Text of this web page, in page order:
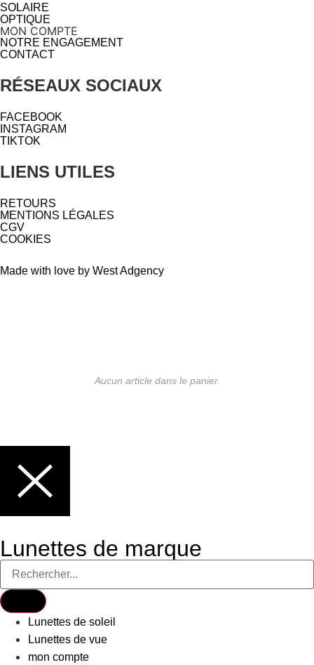
SOLAIRE
OPTIQUE
MON COMPTE
NOTRE ENGAGEMENT
CONTACT
RÉSEAUX SOCIAUX
FACEBOOK
INSTAGRAM
TIKTOK
LIENS UTILES
RETOURS
MENTIONS LÉGALES
CGV
COOKIES
Made with love by West Adgency
Aucun article dans le panier.
Lunettes de marque
Lunettes de soleil
Lunettes de vue
mon compte